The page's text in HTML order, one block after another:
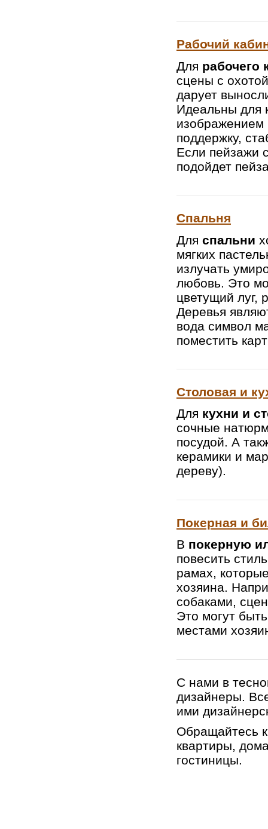
Рабочий
Для рабочего
сцены с
дарует
Идеальны для
изображением
поддержку,
Если пейзажи
подойдет
Спальня
Для спальни
мягких
излучать
любовь. Это
цветущий луг,
Деревья
вода символ
поместить
Столовая и
Для кухни и
сочные
посудой. А
керамики и
дереву).
Покерная и
В покерную
повесить
рамах,
хозяина.
собаками,
Это могут
местами
С нами в
дизайнеры.
ими
Обращайтесь
квартиры,
гостиницы.